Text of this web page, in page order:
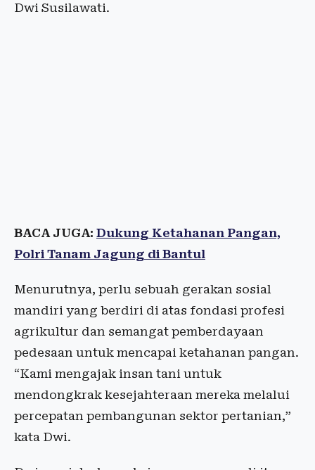
Dwi Susilawati.
BACA JUGA: Dukung Ketahanan Pangan,
Polri Tanam Jagung di Bantul
Menurutnya, perlu sebuah gerakan sosial
mandiri yang berdiri di atas fondasi profesi
agrikultur dan semangat pemberdayaan
pedesaan untuk mencapai ketahanan pangan.
“Kami mengajak insan tani untuk
mendongkrak kesejahteraan mereka melalui
percepatan pembangunan sektor pertanian,”
kata Dwi.